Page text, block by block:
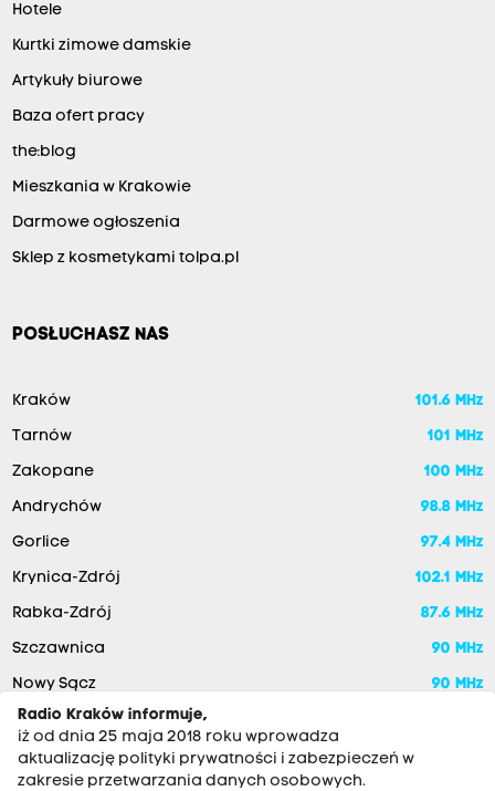
Hotele
Kurtki zimowe damskie
Artykuły biurowe
Baza ofert pracy
the:blog
Mieszkania w Krakowie
Darmowe ogłoszenia
Sklep z kosmetykami tolpa.pl
POSŁUCHASZ NAS
Kraków 101.6 MHz
Tarnów 101 MHz
Zakopane 100 MHz
Andrychów 98.8 MHz
Gorlice 97.4 MHz
Krynica-Zdrój 102.1 MHz
Rabka-Zdrój 87.6 MHz
Szczawnica 90 MHz
Nowy Sącz
90 MHz
Radio Kraków informuje,
iż od dnia 25 maja 2018 roku wprowadza
aktualizację polityki prywatności i zabezpieczeń w
zakresie przetwarzania danych osobowych.